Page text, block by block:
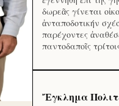
δωρεᾶς γίνεται
ἀνταποδοτικήν
παρέχοντες
παντοδαποῖς
Ἔγκλημα